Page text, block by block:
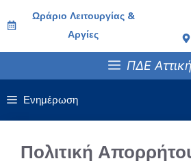
σε
Ωράριο Λειτουργίας &
Αργίες
ΠΔΕ
Ενημέρωση
Πολιτική